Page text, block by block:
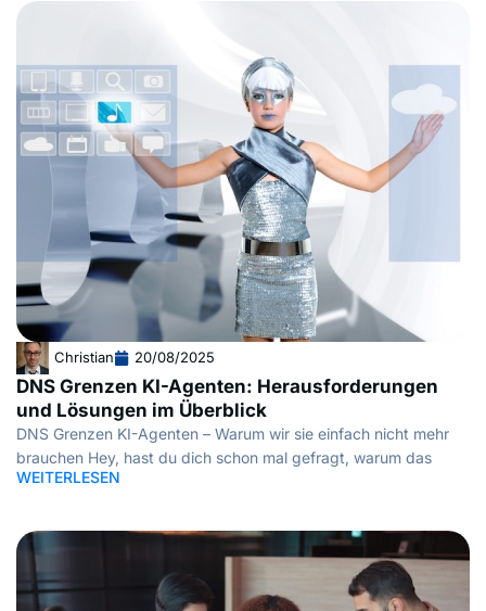
Christian 20/08/2025
DNS Grenzen KI-Agenten: Herausforderungen
und Lösungen im Überblick
DNS Grenzen KI-Agenten – Warum wir sie einfach nicht mehr
brauchen Hey, hast du dich schon mal gefragt, warum das
WEITERLESEN